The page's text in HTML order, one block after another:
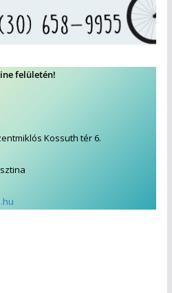
felületén!
Kossuth tér 6.